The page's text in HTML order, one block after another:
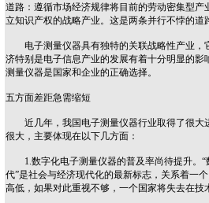
道路：遵循市场经济规律将目前的劳动密集型产
立知识产权的战略产业。这是两条并行不悖的道路
电子测量仪器具有独特的关联战略性产业，
济特别是电子信息产业的发展有着十分明显的影
测量仪器是国家和企业的正确选择。
五方面差距急需缩短
近几年，我国电子测量仪器行业取得了很大
很大，主要体现在以下几方面：
1.数字化电子测量仪器的普及率尚待提升。“
代”是社会与经济现代化的最新标志，关系着
高低，如果对此重视不够，一个国家将失去在技